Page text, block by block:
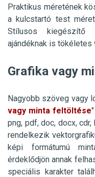
Praktikus méretének
a kulcstartó test
Stílusos kiegészítő
ajándéknak is tökéletes
Grafika vagy
Nagyobb szöveg vagy
vagy minta feltöltése
png, pdf, doc, docx,
rendelkezik
képi formátumú
érdeklődjön annak
speciális karakter